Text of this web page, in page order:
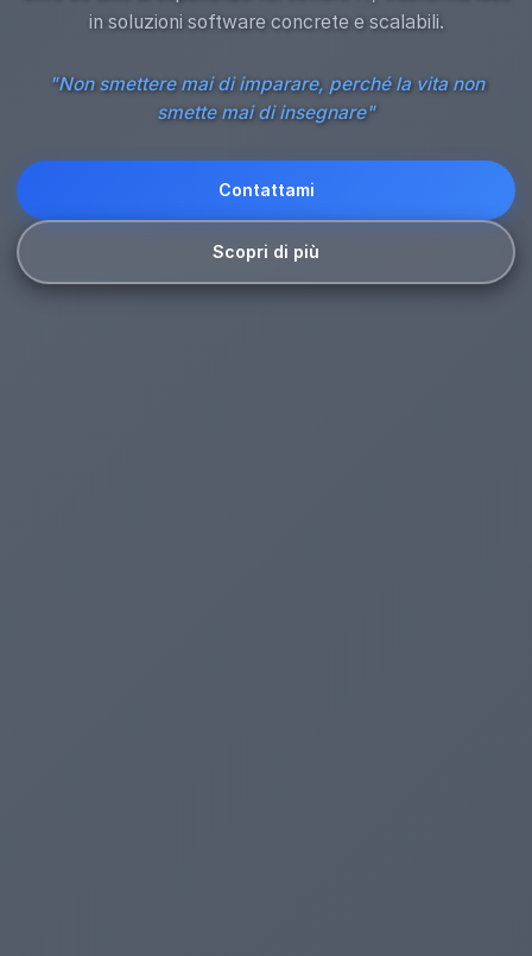
in soluzioni software concrete e scalabili.
"Non smettere mai di imparare, perché la vita non
smette mai di insegnare"
Contattami
Scopri di più